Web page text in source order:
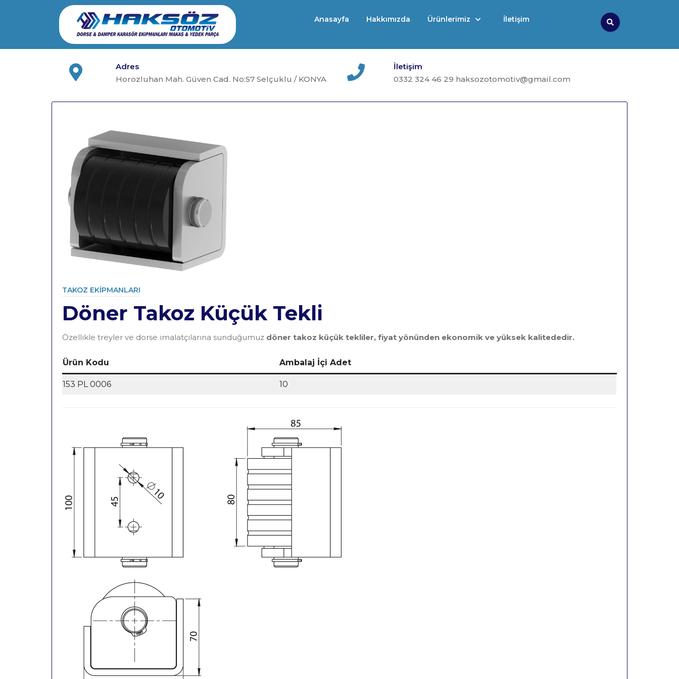
Anasayfa Hakkımızda Ürünlerimiz
İletişim
Adres
Horozluhan Mah. Güven Cad. No:57 Selçuklu / KONYA
İletişim
0332 324 46 29 haksozotomotiv@gmail.com
TAKOZ EKIPMANLARI
Category
Döner Takoz Küçük Tekli
Özellikle treyler ve dorse imalatçılarına sunduğumuz döner takoz küçük tekliler, fiyat yönünden ekonomik ve yüksek kalitededir.
Ürün Kodu Ambalaj İçi Adet
153 PL 0006 10